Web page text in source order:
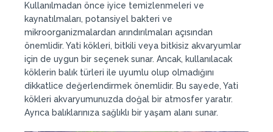
Kullanılmadan önce iyice temizlenmeleri ve
kaynatılmaları, potansiyel bakteri ve
mikroorganizmalardan arındırılmaları açısından
önemlidir. Yati kökleri, bitkili veya bitkisiz akvaryumlar
için de uygun bir seçenek sunar. Ancak, kullanılacak
köklerin balık türleri ile uyumlu olup olmadığını
dikkatlice değerlendirmek önemlidir. Bu sayede, Yati
kökleri akvaryumunuzda doğal bir atmosfer yaratır.
Ayrıca balıklarınıza sağlıklı bir yaşam alanı sunar.